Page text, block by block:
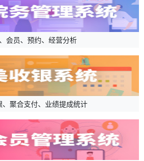
会员、预约、经营分析
、聚合支付、业绩提成统计